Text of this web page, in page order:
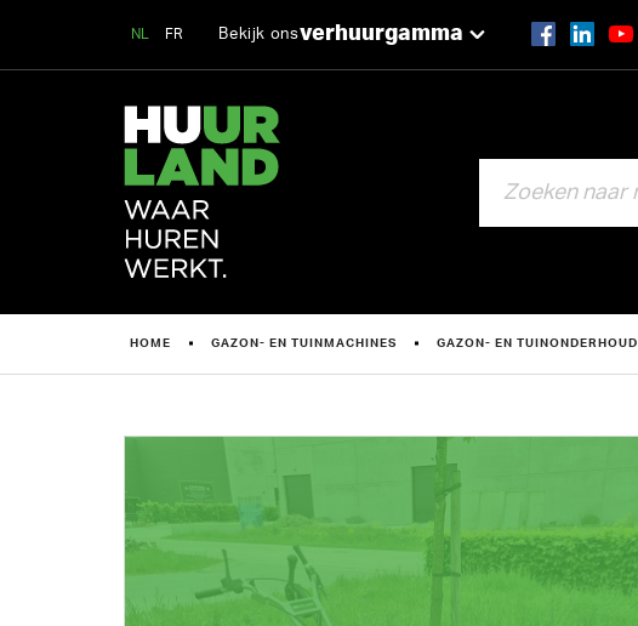
NL FR Bekijk onsverhuurgamma
HOME GAZON- EN TUINMACHINES GAZON- EN TUINONDERHOUD